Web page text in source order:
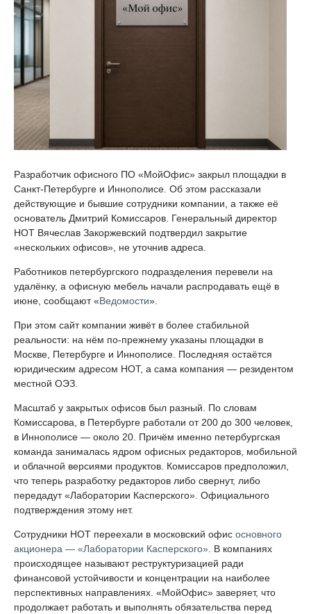
Разработчик офисного ПО «МойОфис» закрыл площадки в
Санкт-Петербурге и Иннополисе. Об этом рассказали
действующие и бывшие сотрудники компании, а также её
основатель Дмитрий Комиссаров. Генеральный директор
НОТ Вячеслав Закоржевский подтвердил закрытие
«нескольких офисов», не уточнив адреса.
Работников петербургского подразделения перевели на
удалёнку, а офисную мебель начали распродавать ещё в
июне, сообщают «Ведомости».
При этом сайт компании живёт в более стабильной
реальности: на нём по-прежнему указаны площадки в
Москве, Петербурге и Иннополисе. Последняя остаётся
юридическим адресом НОТ, а сама компания — резидентом
местной ОЭЗ.
Масштаб у закрытых офисов был разный. По словам
Комиссарова, в Петербурге работали от 200 до 300 человек,
в Иннополисе — около 20. Причём именно петербургская
команда занималась ядром офисных редакторов, мобильной
и облачной версиями продуктов. Комиссаров предположил,
что теперь разработку редакторов либо свернут, либо
передадут «Лаборатории Касперского». Официального
подтверждения этому нет.
Сотрудники НОТ переехали в московский офис основного
акционера — «Лаборатории Касперского». В компаниях
происходящее называют реструктуризацией ради
финансовой устойчивости и концентрации на наиболее
перспективных направлениях. «МойОфис» заверяет, что
продолжает работать и выполнять обязательства перед